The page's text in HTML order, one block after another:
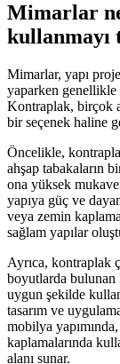
Mimarlar
kullanmayı
Mimarlar, yapı
yaparken genellikle
Kontraplak, birçok
bir seçenek haline
Öncelikle,
ahşap tabakaların
ona yüksek
yapıya güç ve
veya zemin
sağlam yapılar
Ayrıca, kontraplak
boyutlarda bulunan
uygun şekilde
tasarım ve
mobilya
kaplamalarında
alanı sunar.